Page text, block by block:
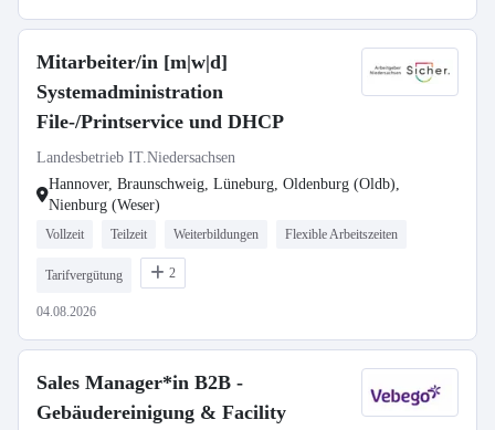
Mitarbeiter/in [m|w|d]
Systemadministration
File-/Printservice und DHCP
Landesbetrieb IT.Niedersachsen
Hannover, Braunschweig, Lüneburg, Oldenburg (Oldb),
Nienburg (Weser)
Vollzeit Teilzeit Weiterbildungen Flexible Arbeitszeiten
Tarifvergütung 2
04.08.2026
Sales Manager*in B2B -
Gebäudereinigung & Facility